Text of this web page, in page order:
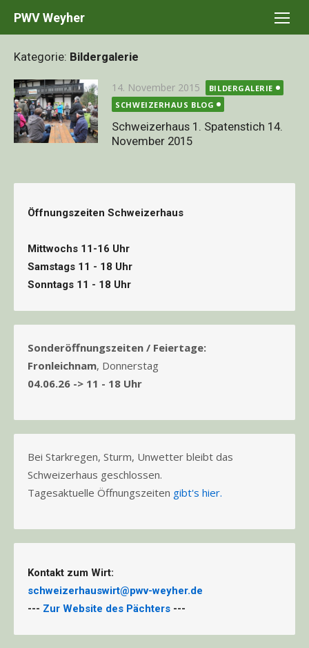
PWV Weyher
Kategorie: Bildergalerie
Posted
on
14. November 2015
BILDERGALERIE
SCHWEIZERHAUS BLOG
Schweizerhaus 1. Spatenstich 14.
November 2015
Öffnungszeiten Schweizerhaus
Mittwochs 11-16 Uhr
Samstags 11 - 18 Uhr
Sonntags 11 - 18 Uhr
Sonderöffnungszeiten / Feiertage:
Fronleichnam, Donnerstag
04.06.26 -> 11 - 18 Uhr
Bei Starkregen, Sturm, Unwetter bleibt das
Schweizerhaus geschlossen.
Tagesaktuelle Öffnungszeiten gibt's hier.
Kontakt zum Wirt:
schweizerhauswirt@pwv-weyher.de
--- Zur Website des Pächters ---